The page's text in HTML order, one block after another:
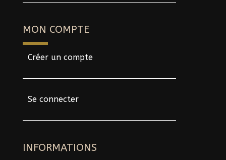
MON COMPTE
Créer un compte
Se connecter
INFORMATIONS